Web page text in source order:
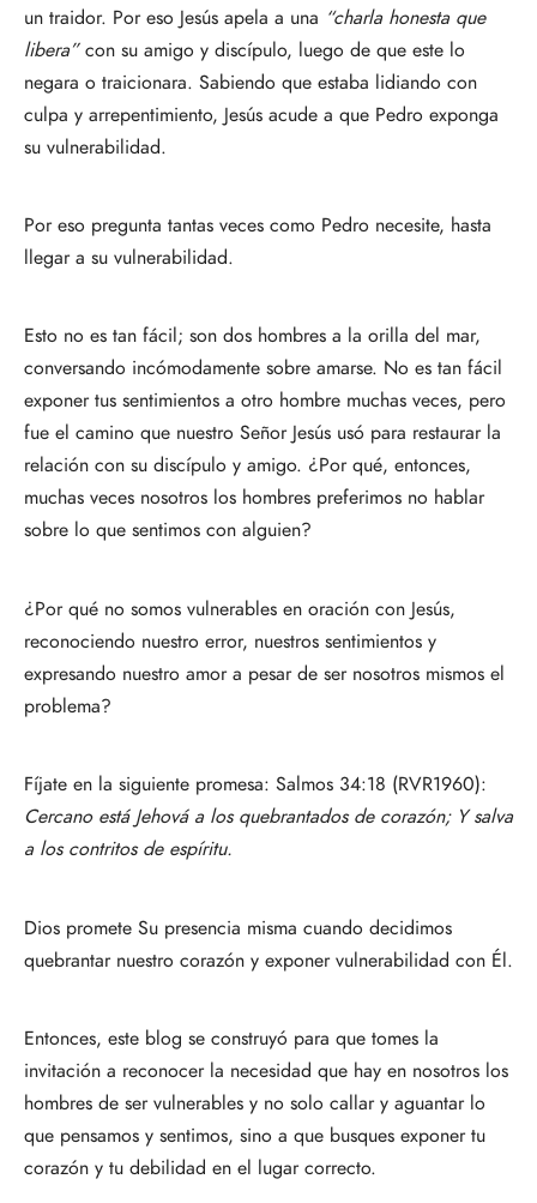
un traidor. Por eso Jesús apela a una “charla honesta que
libera”con su amigo y discípulo, luego de que este lo
negara o traicionara. Sabiendo que estaba lidiando con
culpa y arrepentimiento, Jesús acude a que Pedro exponga
su vulnerabilidad.
Por eso pregunta tantas veces como Pedro necesite, hasta
llegar a su vulnerabilidad.
Esto no es tan fácil; son dos hombres a la orilla del mar,
conversando incómodamente sobre amarse. No es tan fácil
exponer tus sentimientos a otro hombre muchas veces, pero
fue el camino que nuestro Señor Jesús usó para restaurar la
relación con su discípulo y amigo. ¿Por qué, entonces,
muchas veces nosotros los hombres preferimos no hablar
sobre lo que sentimos con alguien?
¿Por qué no somos vulnerables en oración con Jesús,
reconociendo nuestro error, nuestros sentimientos y
expresando nuestro amor a pesar de ser nosotros mismos el
problema?
Fíjate en la siguiente promesa: Salmos 34:18 (RVR1960):
Cercano está Jehová a los quebrantados de corazón; Y salva
a los contritos de espíritu.
Dios promete Su presencia misma cuando decidimos
quebrantar nuestro corazón y exponer vulnerabilidad con Él.
Entonces, este blog se construyó para que tomes la
invitación a reconocer la necesidad que hay en nosotros los
hombres de ser vulnerables y no solo callar y aguantar lo
que pensamos y sentimos, sino a que busques exponer tu
corazón y tu debilidad en el lugar correcto.